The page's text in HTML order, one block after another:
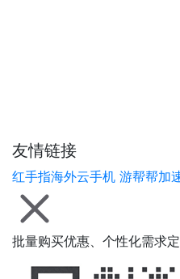
友情链接
红手指海外云手机 游帮帮加
批量购买优惠、个性化需求